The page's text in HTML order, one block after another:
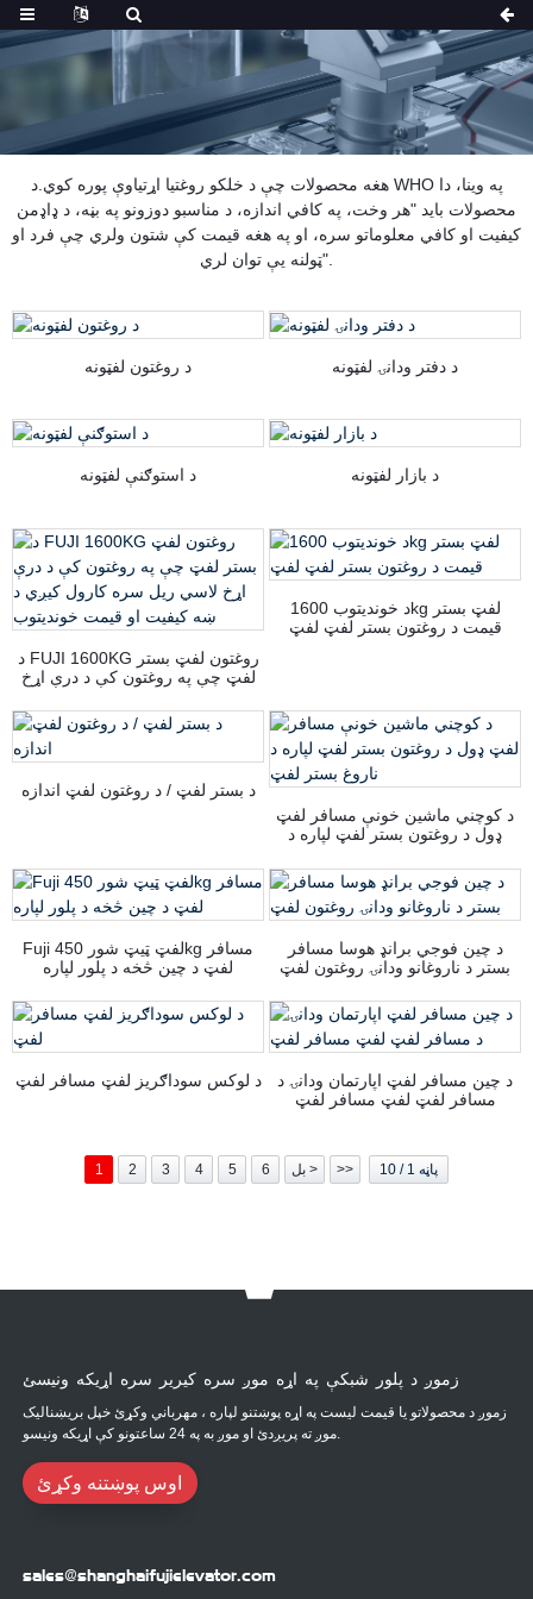
هغه محصولات چې د خلکو روغتیا اړتیاوې پوره کوي.د WHO په وینا، دا
محصولات باید "هر وخت، په کافي اندازه، د مناسبو دوزونو په بڼه، د ډاډمن
کیفیت او کافي معلوماتو سره، او په هغه قیمت کې شتون ولري چې فرد او
ټولنه یې توان لري".
د روغتون لفټونه د دفتر ودانۍ لفټونه
د استوګنې لفټونه د بازار لفټونه
د FUJI 1600KG روغتون لفټ بستر
لفټ چې په روغتون کې د درې اړخ
کیفیت او قیمت خوندیتوب
د خوندیتوب 1600kg لفټ بستر
قیمت د روغتون بستر لفټ لفټ
د بستر لفټ / د روغتون لفټ اندازه
د کوچني ماشین خونې مسافر لفټ
ډول د روغتون بستر لفټ لپاره د
Fuji لفټ ټیټ شور 450kg مسافر
لفټ د چین څخه د پلور لپاره
د چین فوجي برانډ هوسا مسافر
بستر د ناروغانو ودانۍ روغتون لفټ
د لوکس سوداګریز لفټ مسافر لفټ
د چین مسافر لفټ اپارتمان ودانۍ د
مسافر لفټ لفټ مسافر لفټ
1 2 3 4 5 6 بل > >> پاڼه 1 / 10
زموږ د پلور شبکې په اړه موږ سره کیریر سره اړیکه ونیسئ
زموږ د محصولاتو یا قیمت لیست په اړه پوښتنو لپاره ، مهرباني وکړئ خپل بریښنالیک
موږ ته پریږدئ او موږ به په 24 ساعتونو کې اړیکه ونیسو.
اوس پوښتنه وکړئ
sales@shanghaifujielevator.com